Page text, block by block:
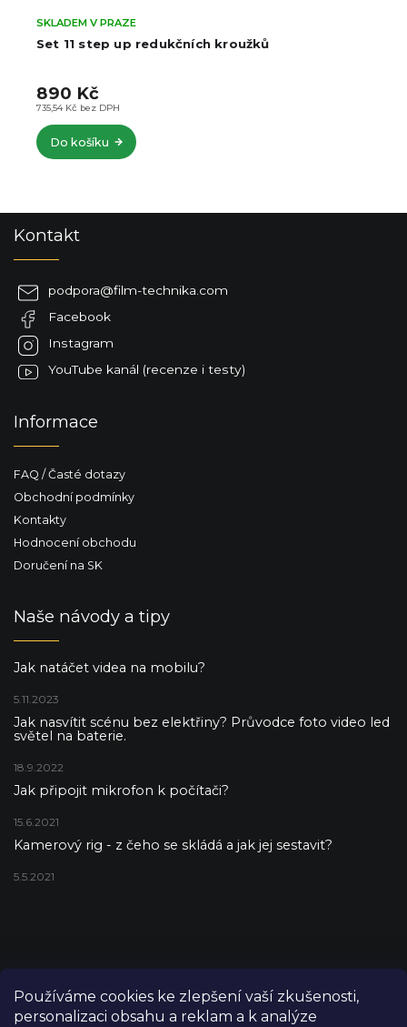
Používáme cookies ke zlepšení vaší zkušenosti,
personalizaci obsahu a reklam a k analýze
Set 11 step up redukčních kroužků
SKLADEM V PRAZE
735,54 Kč bez DPH
890 Kč
Do košíku
Kontakt
podpora@film-technika.com
Facebook
Instagram
YouTube kanál (recenze i testy)
Informace
FAQ / Časté dotazy
Obchodní podmínky
Kontakty
Hodnocení obchodu
Doručení na SK
Naše návody a tipy
Jak natáčet videa na mobilu?
5.11.2023
Jak nasvítit scénu bez elektřiny? Průvodce foto video led
světel na baterie.
18.9.2022
Jak připojit mikrofon k počítači?
15.6.2021
Kamerový rig - z čeho se skládá a jak jej sestavit?
5.5.2021